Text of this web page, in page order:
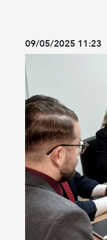
09/05/2025 11:23